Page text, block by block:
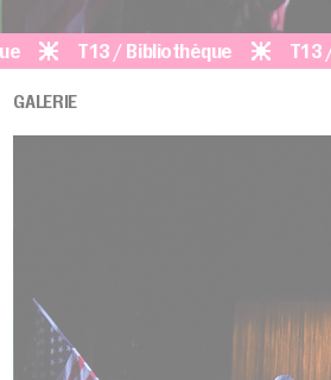
T13 / Bibliothèque T13 /
GALERIE